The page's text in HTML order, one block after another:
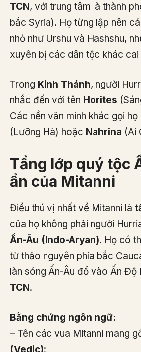
TCN, với trung tâm là thành
bắc Syria). Họ từng lập nên
nhỏ như Urshu và Hashshu,
xuyên bị các dân tộc khác cai
Trong Kinh Thánh, người
nhắc đến với tên Horites
Các nền văn minh khác gọi họ
(Lưỡng Hà) hoặc Nahrina (Ai
Tầng lớp quý tộc
ẩn của Mitanni
Điều thú vị nhất về Mitanni là
của họ không phải người
Ấn-Âu (Indo-Aryan). Họ có
từ thảo nguyên phía bắc
làn sóng Ấn-Âu đổ vào Ấn Độ
TCN.
Bằng chứng ngôn ngữ:
– Tên các vua Mitanni mang
(Vedic):